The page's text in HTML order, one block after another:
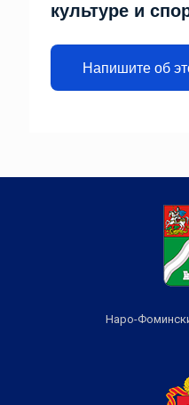
культуре и
Напишите об
Наро-